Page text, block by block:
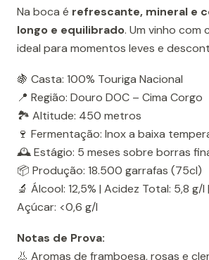
Na boca é refrescante, mineral e
longo e equilibrado. Um vinho com
ideal para momentos leves e
🍇 Casta: 100% Touriga Nacional
📍 Região: Douro DOC – Cima Corgo
🏞️ Altitude: 450 metros
🍷 Fermentação: Inox a baixa
🕰️ Estágio: 5 meses sobre borras
📦 Produção: 18.500 garrafas (75cl)
🔬 Álcool: 12,5% | Acidez Total: 5,8 g/l
Açúcar: <0,6 g/l
Notas de Prova:
👃 Aromas de framboesa, rosas e